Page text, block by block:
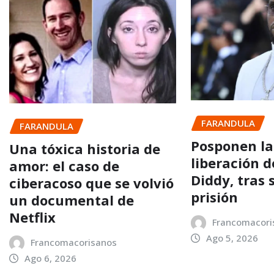
FARANDULA
Una tóxica historia de
amor: el caso de
ciberacoso que se volvió
un documental de
Netflix
Francomacorisanos
Ago 6, 2026
FARANDULA
Posponen
liberación
Diddy, tras
prisión
Ago 5, 2026